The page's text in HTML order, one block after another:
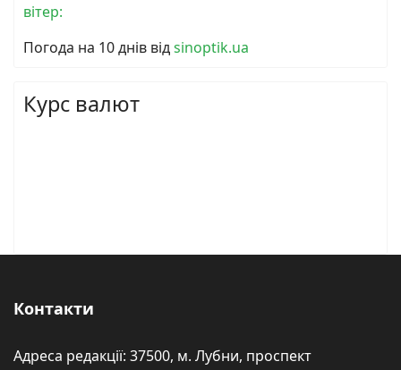
вітер:
Погода на 10 днів відsinoptik.ua
Курс валют
Контакти
Адреса редакції: 37500, м. Лубни, проспект